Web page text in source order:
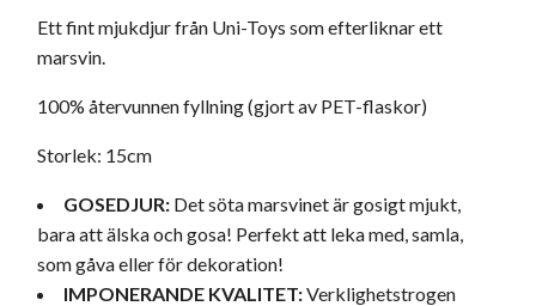
Ett fint mjukdjur från Uni-Toys som efterliknar ett
marsvin.
100% återvunnen fyllning (gjort av PET-flaskor)
Storlek: 15cm
GOSEDJUR: Det söta marsvinet är gosigt mjukt,
bara att älska och gosa! Perfekt att leka med, samla,
som gåva eller för dekoration!
IMPONERANDE KVALITET:Verklighetstrogen